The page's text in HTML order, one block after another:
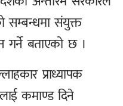
सम्बन्धमा संयुक्त
गर्ने बताएको छ ।
प्राध्यापक
कमाण्ड दिने